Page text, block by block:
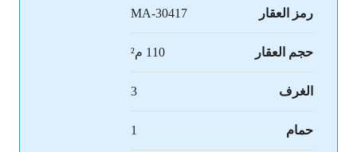
رمز العقار MA-30417
حجم العقار 110 م²
الغرف 3
حمام 1